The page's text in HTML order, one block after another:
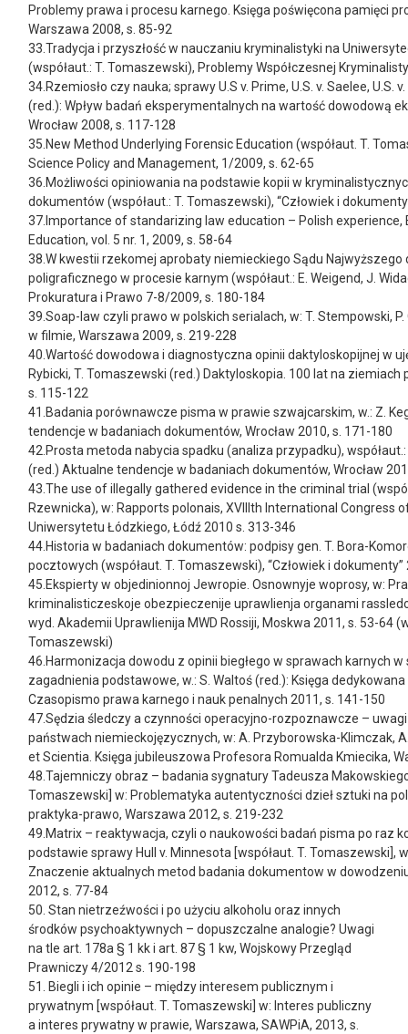
Problemy prawa i procesu karnego. Księga poświęcona pamięci
Warszawa 2008, s. 85-92
33.Tradycja i przyszłość w nauczaniu kryminalistyki na
(współaut.: T. Tomaszewski), Problemy Współczesnej
34.Rzemiosło czy nauka; sprawy U.S v. Prime, U.S. v. Saelee, U.S.
(red.): Wpływ badań eksperymentalnych na wartość dowodową
Wrocław 2008, s. 117-128
35.New Method Underlying Forensic Education (współaut. T.
Science Policy and Management, 1/2009, s. 62-65
36.Możliwości opiniowania na podstawie kopii w
dokumentów (współaut.: T. Tomaszewski), “Człowiek i
37.Importance of standarizing law education – Polish experience,
Education, vol. 5 nr. 1, 2009, s. 58-64
38.W kwestii rzekomej aprobaty niemieckiego Sądu Najwyższego
poligraficznego w procesie karnym (współaut.: E. Weigend, J.
Prokuratura i Prawo 7-8/2009, s. 180-184
39.Soap-law czyli prawo w polskich serialach, w: T. Stempowski,
w filmie, Warszawa 2009, s. 219-228
40.Wartość dowodowa i diagnostyczna opinii daktyloskopijnej w
Rybicki, T. Tomaszewski (red.) Daktyloskopia. 100 lat na ziemiach
s. 115-122
41.Badania porównawcze pisma w prawie szwajcarskim, w.: Z.
tendencje w badaniach dokumentów, Wrocław 2010, s. 171-180
42.Prosta metoda nabycia spadku (analiza przypadku),
(red.) Aktualne tendencje w badaniach dokumentów, Wrocław
43.The use of illegally gathered evidence in the criminal trial
Rzewnicka), w: Rapports polonais, XVIIIth International Congress
Uniwersytetu Łódzkiego, Łódź 2010 s. 313-346
44.Historia w badaniach dokumentów: podpisy gen. T. Bora-
pocztowych (współaut. T. Tomaszewski), “Człowiek i
45.Ekspierty w objedinionnoj Jewropie. Osnownyje woprosy, w:
kriminalisticzeskoje obezpieczenije uprawlienja organami
wyd. Akademii Uprawlienija MWD Rossiji, Moskwa 2011, s. 53-64
Tomaszewski)
46.Harmonizacja dowodu z opinii biegłego w sprawach karnych
zagadnienia podstawowe, w.: S. Waltoś (red.): Księga
Czasopismo prawa karnego i nauk penalnych 2011, s. 141-150
47.Sędzia śledczy a czynności operacyjno-rozpoznawcze –
państwach niemieckojęzycznych, w: A. Przyborowska-Klimczak,
et Scientia. Księga jubileuszowa Profesora Romualda Kmiecika,
48.Tajemniczy obraz – badania sygnatury Tadeusza
Tomaszewski] w: Problematyka autentyczności dzieł sztuki na
praktyka-prawo, Warszawa 2012, s. 219-232
49.Matrix – reaktywacja, czyli o naukowości badań pisma po raz
podstawie sprawy Hull v. Minnesota [współaut. T. Tomaszewski],
Znaczenie aktualnych metod badania dokumentow w
2012, s. 77-84
50. Stan nietrzeźwości i po użyciu alkoholu oraz innych
środków psychoaktywnych – dopuszczalne analogie? Uwagi
na tle art. 178a § 1 kk i art. 87 § 1 kw, Wojskowy Przegląd
Prawniczy 4/2012 s. 190-198
51. Biegli i ich opinie – między interesem publicznym i
prywatnym [współaut. T. Tomaszewski] w: Interes publiczny
a interes prywatny w prawie, Warszawa, SAWPiA, 2013, s.